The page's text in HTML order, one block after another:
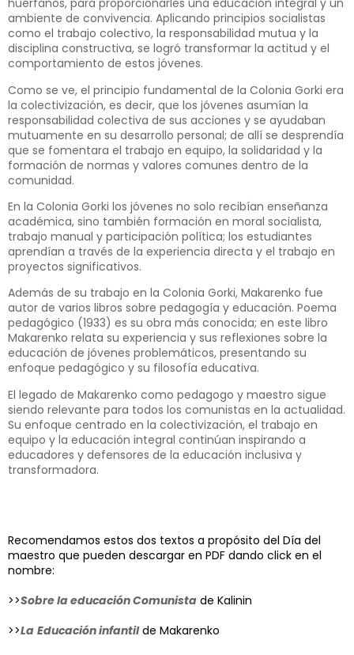
huérfanos, para proporcionarles una educación integral y un
ambiente de convivencia. Aplicando principios socialistas
como el trabajo colectivo, la responsabilidad mutua y la
disciplina constructiva, se logró transformar la actitud y el
comportamiento de estos jóvenes.
Como se ve, el principio fundamental de la Colonia Gorki era
la colectivización, es decir, que los jóvenes asumían la
responsabilidad colectiva de sus acciones y se ayudaban
mutuamente en su desarrollo personal; de allí se desprendía
que se fomentara el trabajo en equipo, la solidaridad y la
formación de normas y valores comunes dentro de la
comunidad.
En la Colonia Gorki los jóvenes no solo recibían enseñanza
académica, sino también formación en moral socialista,
trabajo manual y participación política; los estudiantes
aprendían a través de la experiencia directa y el trabajo en
proyectos significativos.
Además de su trabajo en la Colonia Gorki, Makarenko fue
autor de varios libros sobre pedagogía y educación. Poema
pedagógico (1933) es su obra más conocida; en este libro
Makarenko relata su experiencia y sus reflexiones sobre la
educación de jóvenes problemáticos, presentando su
enfoque pedagógico y su filosofía educativa.
El legado de Makarenko como pedagogo y maestro sigue
siendo relevante para todos los comunistas en la actualidad.
Su enfoque centrado en la colectivización, el trabajo en
equipo y la educación integral continúan inspirando a
educadores y defensores de la educación inclusiva y
transformadora.
Recomendamos estos dos textos a propósito del Día del
maestro que pueden descargar en PDF dando click en el
nombre:
>>Sobre la educación Comunista de Kalinin
>>La Educación infantilde Makarenko